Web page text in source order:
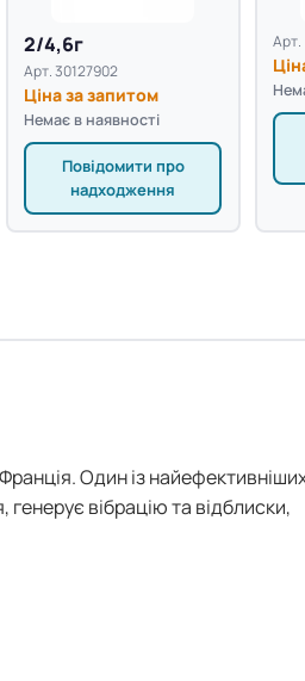
2/4,6г
Арт. 30127902
Ціна за запитом
Немає в наявності
Повідомити про
надходження
Арт.
Один із
вібрацію та відблиски,